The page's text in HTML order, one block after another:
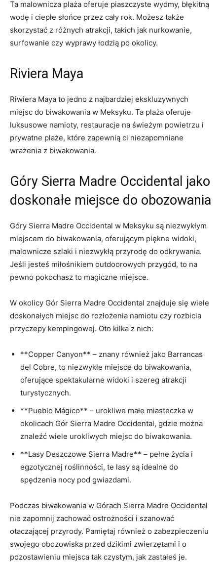
Ta malownicza plaża oferuje piaszczyste wydmy, błękitną
wodę i ciepłe słońce przez cały rok. Możesz także
skorzystać z różnych atrakcji, takich jak nurkowanie,
surfowanie czy wyprawy łodzią po okolicy.
Riviera Maya
Riwiera Maya to jedno z najbardziej ekskluzywnych
miejsc do biwakowania w Meksyku. Ta plaża oferuje
luksusowe namioty, restauracje na świeżym powietrzu i
prywatne plaże, które zapewnią ci niezapomniane
wrażenia z biwakowania.
Góry Sierra Madre Occidental jako
doskonałe miejsce do obozowania
Góry Sierra Madre Occidental w Meksyku są niezwykłym
miejscem do biwakowania, oferującym piękne widoki,
malownicze szlaki i niezwykłą przyrodę do odkrywania.
Jeśli jesteś miłośnikiem outdoorowych przygód, to na
pewno pokochasz to magiczne miejsce.
W okolicy Gór Sierra Madre Occidental znajduje się wiele
doskonałych miejsc do rozłożenia namiotu czy rozbicia
przyczepy kempingowej. Oto kilka z nich:
**Copper Canyon** – znany również jako Barrancas
del Cobre, to niezwykłe miejsce do biwakowania,
oferujące spektakularne widoki i szereg atrakcji
turystycznych.
**Pueblo Mágico** – urokliwe małe miasteczka w
okolicach Gór Sierra Madre Occidental, gdzie można
znaleźć wiele urokliwych miejsc do biwakowania.
**Lasy Deszczowe Sierra Madre** – pełne życia i
egzotycznej roślinności, te lasy są idealne do
spędzenia nocy pod gwiazdami.
Podczas biwakowania w Górach Sierra Madre Occidental
nie zapomnij zachować ostrożności i szanować
otaczającej przyrody. Pamiętaj również o zabezpieczeniu
swojego obozowiska przed dzikimi zwierzętami i o
pozostawieniu miejsca tak czystym, jak zastałeś je.